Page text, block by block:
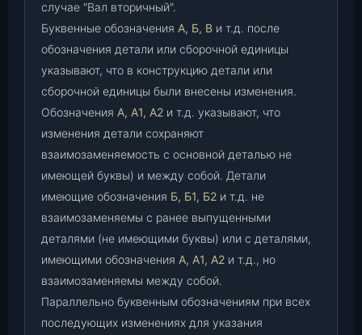
случае "Вал вторичный".
Буквенные обозначения А, Б, В и т.д. после
обозначения детали или сборочной единицы
указывают, что в конструкцию детали или
сборочной единицы были внесены изменения.
Обозначения А, А1, А2 и т.д. указывают, что
изменения детали сохраняют
взаимозаменяемость с основной деталью не
имеющей буквы) и между собой. Детали
имеющие обозначения Б, Б1, Б2 и т.д. не
взаимозаменяемы с ранее выпущенными
деталями (не имеющими буквы) или с деталями,
имеющими обозначения А, А1, А2 и т.д., но
взаимозаменяемы между собой.
Параллельно буквенным обозначениям при всех
последующих изменениях для указания